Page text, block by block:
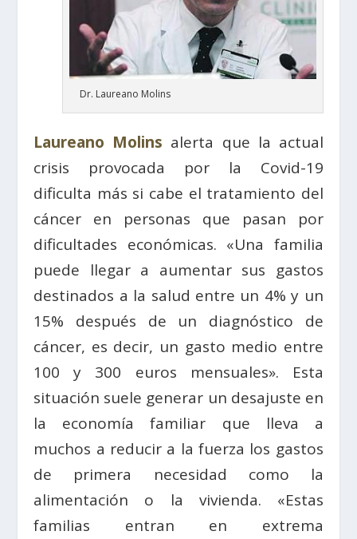
Dr. Laureano Molins
Laureano Molins alerta que la actual
crisis provocada por la Covid-19
dificulta más si cabe el tratamiento del
cáncer en personas que pasan por
dificultades económicas. «Una familia
puede llegar a aumentar sus gastos
destinados a la salud entre un 4% y un
15% después de un diagnóstico de
cáncer, es decir, un gasto medio entre
100 y 300 euros mensuales». Esta
situación suele generar un desajuste en
la economía familiar que lleva a
muchos a reducir a la fuerza los gastos
de primera necesidad como la
alimentación o la vivienda. «Estas
familias entran en extrema